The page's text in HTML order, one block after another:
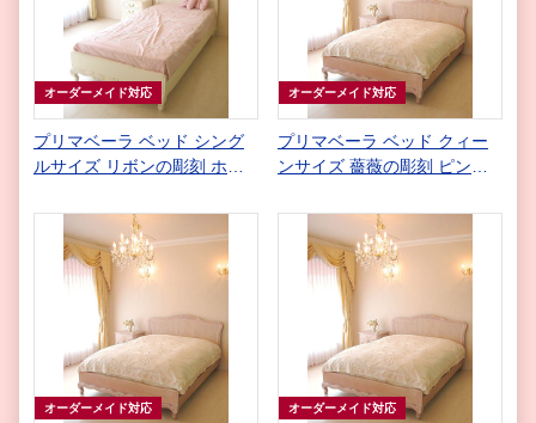
オーダーメイド対応
プリマベーラ ベッド シング
ルサイズ リボンの彫刻 ホワ
オーダーメイド対応
プリマベーラ ベッド クィー
ンサイズ 薔薇の彫刻 ピンク
オーダーメイド対応 オーダーメイド対応